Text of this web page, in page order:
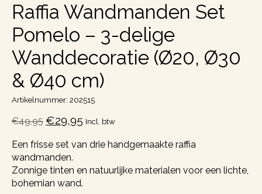
Raffia Wandmanden Set
Pomelo – 3-delige
Wanddecoratie (Ø20, Ø30
& Ø40 cm)
Artikelnummer: 202515
€49,95 €29,95 Incl. btw
Een frisse set van drie handgemaakte raffia
wandmanden.
Zonnige tinten en natuurlijke materialen voor een lichte,
bohemian wand.